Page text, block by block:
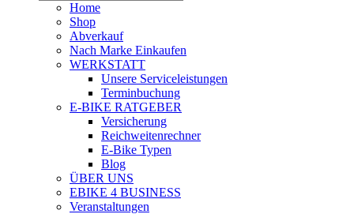
Home
Shop
Abverkauf
Nach Marke Einkaufen
WERKSTATT
Unsere Serviceleistungen
Terminbuchung
E-BIKE RATGEBER
Versicherung
Reichweitenrechner
E-Bike Typen
Blog
ÜBER UNS
EBIKE 4 BUSINESS
Veranstaltungen